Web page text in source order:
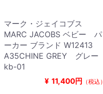
マーク・ジェイコブス
MARC JACOBS ベビー パ
ーカー ブランド W12413
A35CHINE GREY グレー
kb-01
¥ 11,400円 （税込）